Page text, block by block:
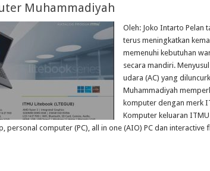
Muhammadiyah
Oleh: Joko Intarto Pelan
terus meningkatkan
memenuhi kebutuhan
secara mandiri.
udara (AC) yang
Muhammadiyah
komputer dengan merk
Komputer keluaran
personal computer (PC), all in one (AIO) PC dan interactive